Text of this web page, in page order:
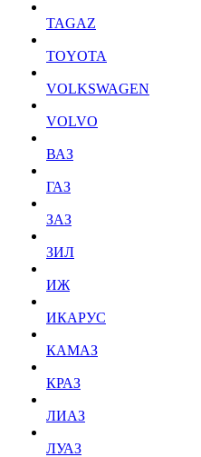
TAGAZ
TOYOTA
VOLKSWAGEN
VOLVO
ВАЗ
ГАЗ
ЗАЗ
ЗИЛ
ИЖ
ИКАРУС
КАМАЗ
КРАЗ
ЛИАЗ
ЛУАЗ